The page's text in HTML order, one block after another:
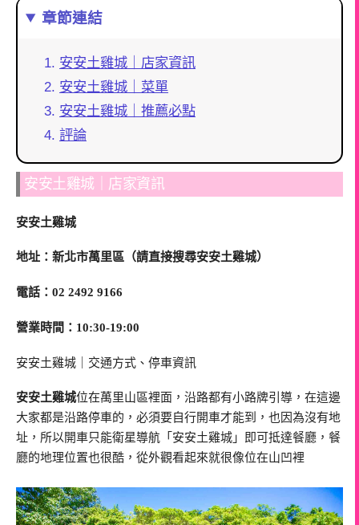
章節連結
安安土雞城｜店家資訊
安安土雞城｜菜單
安安土雞城｜推薦必點
評論
安安土雞城｜店家資訊
安安土雞城
地址：新北市萬里區（請直接搜尋安安土雞城）
電話：02 2492 9166
營業時間：10:30-19:00
安安土雞城｜交通方式、停車資訊
安安土雞城位在萬里山區裡面，沿路都有小路牌引導，在這邊
大家都是沿路停車的，必須要自行開車才能到，也因為沒有地
址，所以開車只能衛星導航「安安土雞城」即可抵達餐廳，餐
廳的地理位置也很酷，從外觀看起來就很像位在山凹裡